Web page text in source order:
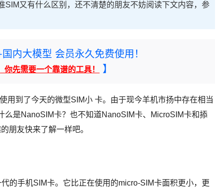
又有什么区别，还不清楚的朋友不妨阅读下文内容，参
内大模型 会员永久免费使用！
先需要一个靠谱的工具！ 】
用到了今天的微型SIM小 卡。由于现今羊机市扬中存在相当
是NanoSIM卡？也不知道NanoSIM卡、MicroSIM卡和掭
朋友快来了解一样吧。
的手机SIM卡。它比正在使用的micro-SIM卡面积更小，更